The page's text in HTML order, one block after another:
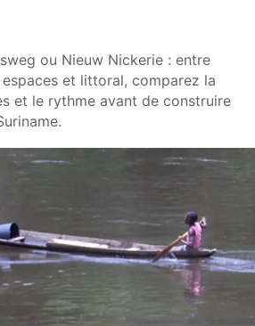
ou Nieuw Nickerie : entre
et littoral, comparez la
et le rythme avant de construire